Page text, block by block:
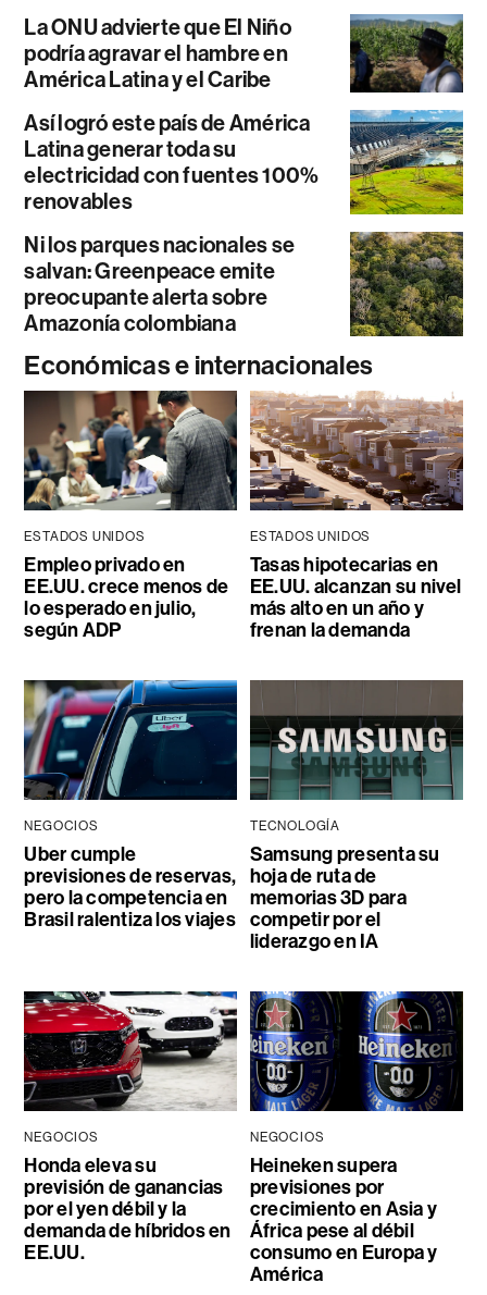
La ONU advierte que El Niño
podría agravar el hambre en
América Latina y el Caribe
Así logró este país de América
Latina generar toda su
electricidad con fuentes 100%
renovables
Ni los parques nacionales se
salvan: Greenpeace emite
preocupante alerta sobre
Amazonía colombiana
Económicas e internacionales
ESTADOS UNIDOS
Empleo privado en
EE.UU. crece menos de
lo esperado en julio,
según ADP
ESTADOS UNIDOS
Tasas hipotecarias en
EE.UU. alcanzan su nivel
más alto en un año y
frenan la demanda
NEGOCIOS
Uber cumple
previsiones de reservas,
pero la competencia en
Brasil ralentiza los viajes
TECNOLOGÍA
Samsung presenta su
hoja de ruta de
memorias 3D para
competir por el
liderazgo en IA
NEGOCIOS
Honda eleva su
previsión de ganancias
por el yen débil y la
demanda de híbridos en
EE.UU.
NEGOCIOS
Heineken supera
previsiones por
crecimiento en Asia y
África pese al débil
consumo en Europa y
América